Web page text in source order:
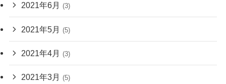
2021年6月 (3)
2021年5月 (5)
2021年4月 (3)
2021年3月 (5)